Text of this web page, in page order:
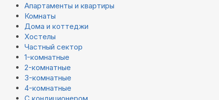
Апартаменты и квартиры
Комнаты
Дома и коттеджи
Хостелы
Частный сектор
1-комнатные
2-комнатные
3-комнатные
4-комнатные
С кондиционером